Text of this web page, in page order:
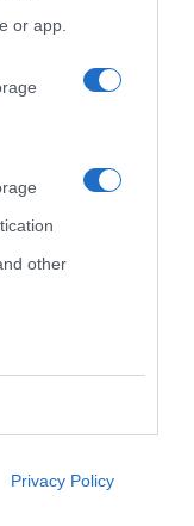
or app.
other
Privacy Policy